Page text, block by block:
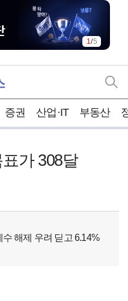
1/5
증권 산업·IT 부동산
가 308달
해제 우려 딛고 6.14%